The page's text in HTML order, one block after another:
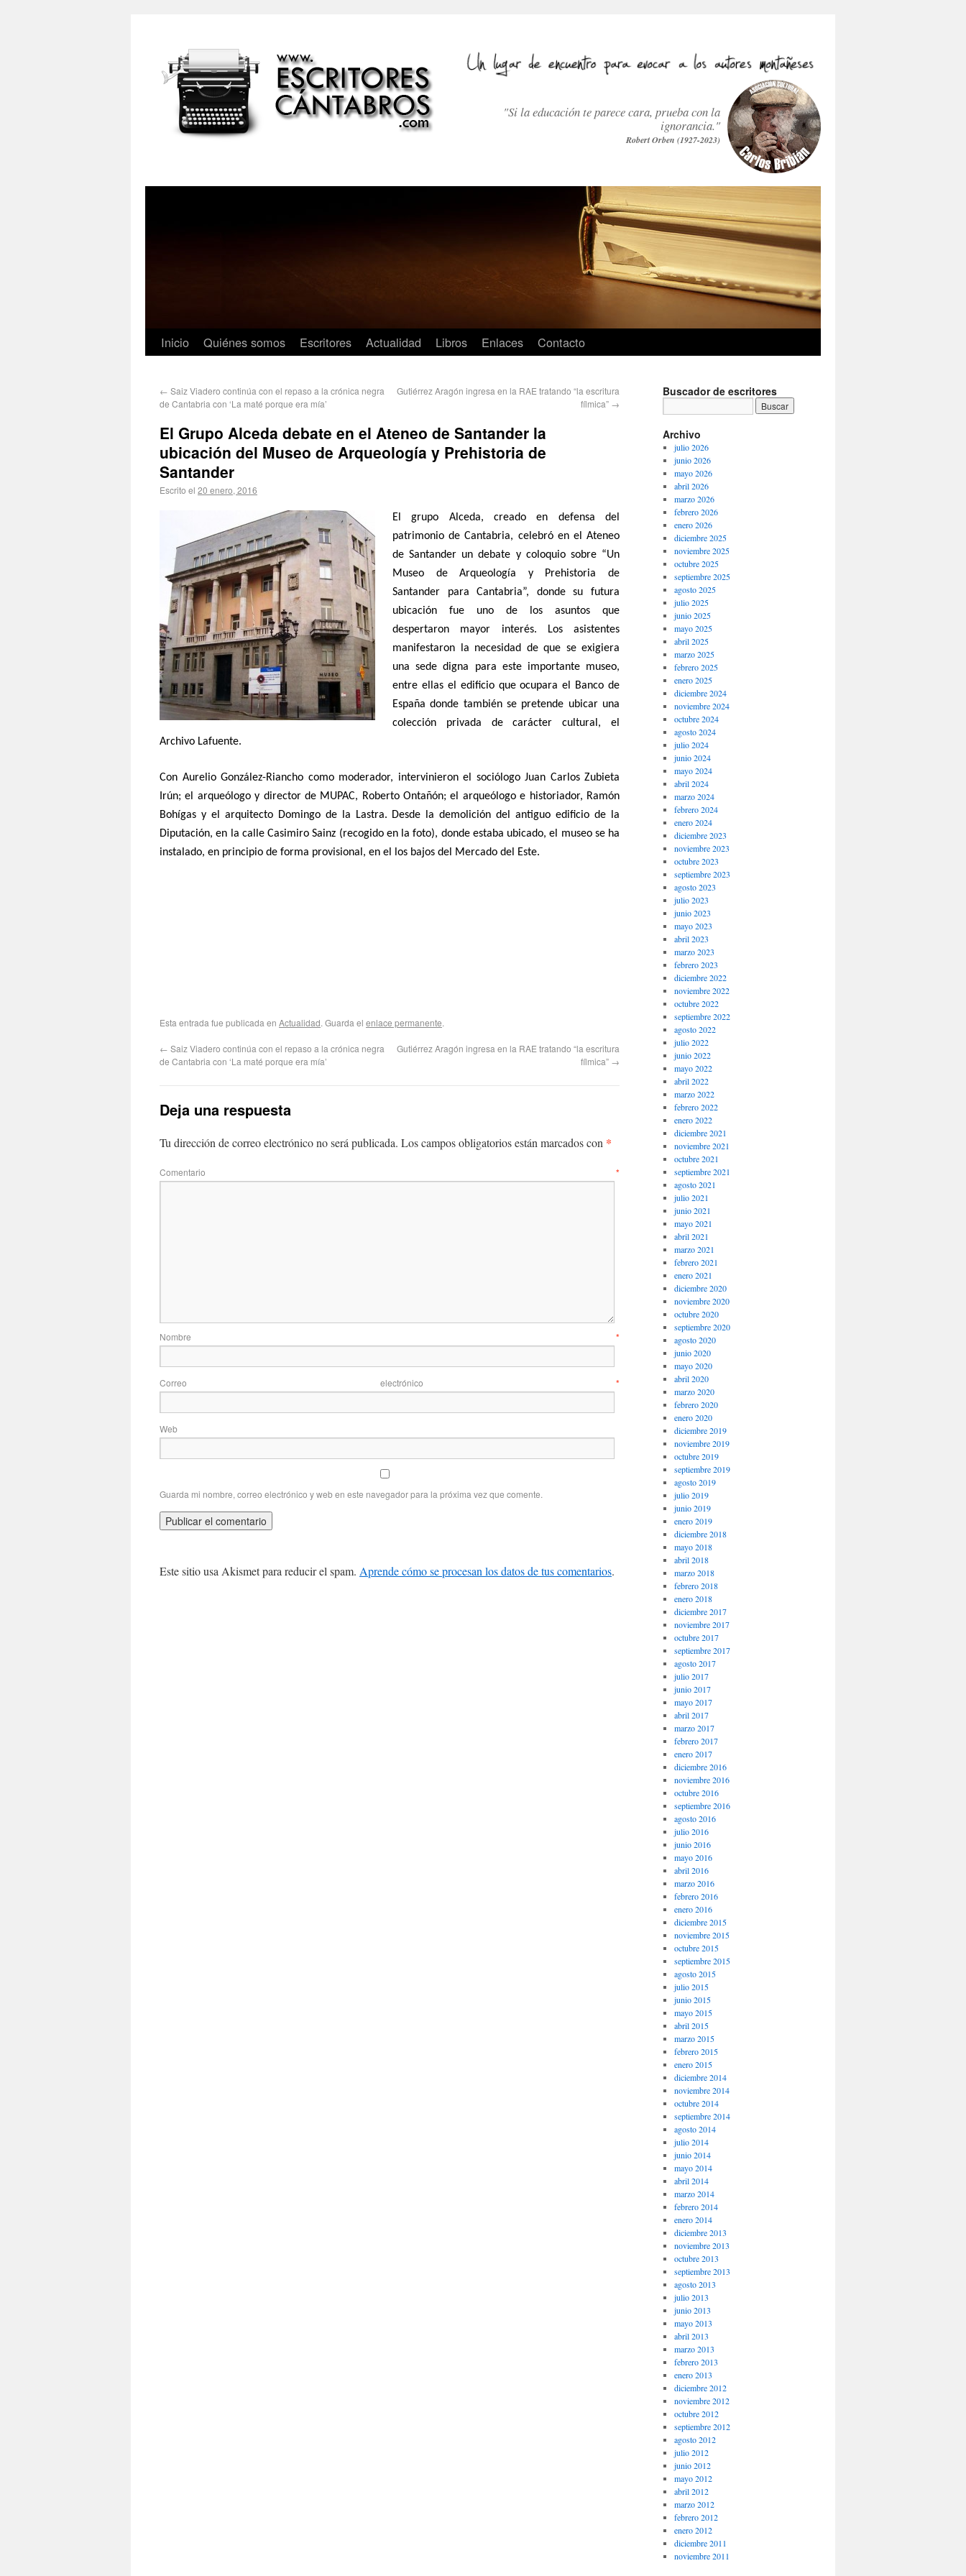
"Si la educación te parece cara, prueba con la
ignorancia."
Robert Orben (1927-2023)
Inicio Quiénes somos Escritores Actualidad Libros Enlaces Contacto
← Saiz Viadero continúa con el repaso a la crónica negra
de Cantabria con ‘La maté porque era mía’
Gutiérrez Aragón ingresa en la RAE tratando “la escritura
fílmica” →
El Grupo Alceda debate en el Ateneo de Santander la
ubicación del Museo de Arqueología y Prehistoria de
Santander
Escrito el 20 enero, 2016
El grupo Alceda, creado en defensa del
patrimonio de Cantabria, celebró en el Ateneo
de Santander un debate y coloquio sobre “Un
Museo de Arqueología y Prehistoria de
Santander para Cantabria”, donde su futura
ubicación fue uno de los asuntos que
despertaron mayor interés. Los asistentes
manifestaron la necesidad de que se exigiera
una sede digna para este importante museo,
entre ellas el edificio que ocupara el Banco de
España donde también se pretende ubicar una
colección privada de carácter cultural, el
Archivo Lafuente.
Con Aurelio González-Riancho como moderador, intervinieron el sociólogo Juan Carlos Zubieta
Irún; el arqueólogo y director de MUPAC, Roberto Ontañón; el arqueólogo e historiador, Ramón
Bohígas y el arquitecto Domingo de la Lastra. Desde la demolición del antiguo edificio de la
Diputación, en la calle Casimiro Sainz (recogido en la foto), donde estaba ubicado, el museo se ha
instalado, en principio de forma provisional, en el los bajos del Mercado del Este.
Esta entrada fue publicada en Actualidad. Guarda el enlace permanente.
← Saiz Viadero continúa con el repaso a la crónica negra
de Cantabria con ‘La maté porque era mía’
Gutiérrez Aragón ingresa en la RAE tratando “la escritura
fílmica” →
Deja una respuesta
Tu dirección de correo electrónico no será publicada. Los campos obligatorios están marcados con *
Comentario *
Nombre *
Correo electrónico *
Web
Guarda mi nombre, correo electrónico y web en este navegador para la próxima vez que comente.
Este sitio usa Akismet para reducir el spam. Aprende cómo se procesan los datos de tus comentarios.
Buscador de escritores
Archivo
julio 2026
junio 2026
mayo 2026
abril 2026
marzo 2026
febrero 2026
enero 2026
diciembre 2025
noviembre 2025
octubre 2025
septiembre 2025
agosto 2025
julio 2025
junio 2025
mayo 2025
abril 2025
marzo 2025
febrero 2025
enero 2025
diciembre 2024
noviembre 2024
octubre 2024
agosto 2024
julio 2024
junio 2024
mayo 2024
abril 2024
marzo 2024
febrero 2024
enero 2024
diciembre 2023
noviembre 2023
octubre 2023
septiembre 2023
agosto 2023
julio 2023
junio 2023
mayo 2023
abril 2023
marzo 2023
febrero 2023
diciembre 2022
noviembre 2022
octubre 2022
septiembre 2022
agosto 2022
julio 2022
junio 2022
mayo 2022
abril 2022
marzo 2022
febrero 2022
enero 2022
diciembre 2021
noviembre 2021
octubre 2021
septiembre 2021
agosto 2021
julio 2021
junio 2021
mayo 2021
abril 2021
marzo 2021
febrero 2021
enero 2021
diciembre 2020
noviembre 2020
octubre 2020
septiembre 2020
agosto 2020
junio 2020
mayo 2020
abril 2020
marzo 2020
febrero 2020
enero 2020
diciembre 2019
noviembre 2019
octubre 2019
septiembre 2019
agosto 2019
julio 2019
junio 2019
enero 2019
diciembre 2018
mayo 2018
abril 2018
marzo 2018
febrero 2018
enero 2018
diciembre 2017
noviembre 2017
octubre 2017
septiembre 2017
agosto 2017
julio 2017
junio 2017
mayo 2017
abril 2017
marzo 2017
febrero 2017
enero 2017
diciembre 2016
noviembre 2016
octubre 2016
septiembre 2016
agosto 2016
julio 2016
junio 2016
mayo 2016
abril 2016
marzo 2016
febrero 2016
enero 2016
diciembre 2015
noviembre 2015
octubre 2015
septiembre 2015
agosto 2015
julio 2015
junio 2015
mayo 2015
abril 2015
marzo 2015
febrero 2015
enero 2015
diciembre 2014
noviembre 2014
octubre 2014
septiembre 2014
agosto 2014
julio 2014
junio 2014
mayo 2014
abril 2014
marzo 2014
febrero 2014
enero 2014
diciembre 2013
noviembre 2013
octubre 2013
septiembre 2013
agosto 2013
julio 2013
junio 2013
mayo 2013
abril 2013
marzo 2013
febrero 2013
enero 2013
diciembre 2012
noviembre 2012
octubre 2012
septiembre 2012
agosto 2012
julio 2012
junio 2012
mayo 2012
abril 2012
marzo 2012
febrero 2012
enero 2012
diciembre 2011
noviembre 2011